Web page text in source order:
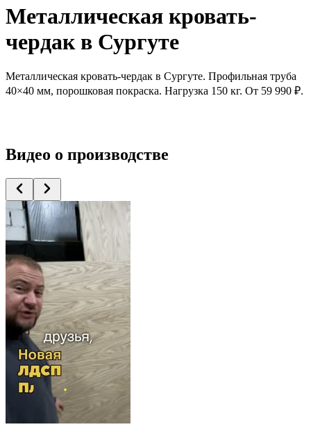
Металлическая кровать-
чердак в Сургуте
Металлическая кровать-чердак в Сургуте. Профильная труба
40×40 мм, порошковая покраска. Нагрузка 150 кг. От 59 990 ₽.
Видео о производстве